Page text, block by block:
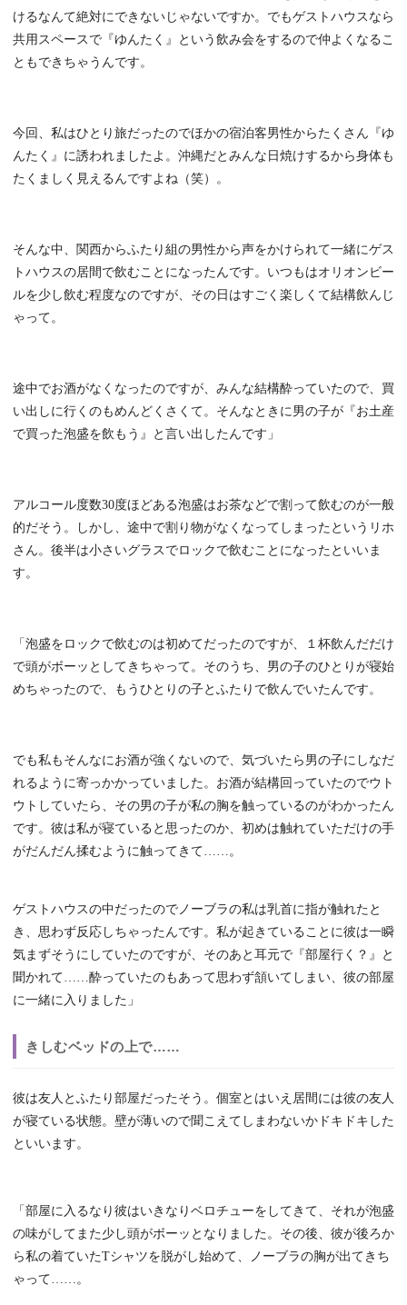
けるなんて絶対にできないじゃないですか。でもゲストハウスなら
共用スペースで『ゆんたく』という飲み会をするので仲よくなるこ
ともできちゃうんです。
今回、私はひとり旅だったのでほかの宿泊客男性からたくさん『ゆ
んたく』に誘われましたよ。沖縄だとみんな日焼けするから身体も
たくましく見えるんですよね（笑）。
そんな中、関西からふたり組の男性から声をかけられて一緒にゲス
トハウスの居間で飲むことになったんです。いつもはオリオンビー
ルを少し飲む程度なのですが、その日はすごく楽しくて結構飲んじ
ゃって。
途中でお酒がなくなったのですが、みんな結構酔っていたので、買
い出しに行くのもめんどくさくて。そんなときに男の子が『お土産
で買った泡盛を飲もう』と言い出したんです」
アルコール度数30度ほどある泡盛はお茶などで割って飲むのが一般
的だそう。しかし、途中で割り物がなくなってしまったというリホ
さん。後半は小さいグラスでロックで飲むことになったといいま
す。
「泡盛をロックで飲むのは初めてだったのですが、１杯飲んだだけ
で頭がボーッとしてきちゃって。そのうち、男の子のひとりが寝始
めちゃったので、もうひとりの子とふたりで飲んでいたんです。
でも私もそんなにお酒が強くないので、気づいたら男の子にしなだ
れるように寄っかかっていました。お酒が結構回っていたのでウト
ウトしていたら、その男の子が私の胸を触っているのがわかったん
です。彼は私が寝ていると思ったのか、初めは触れていただけの手
がだんだん揉むように触ってきて……。
ゲストハウスの中だったのでノーブラの私は乳首に指が触れたと
き、思わず反応しちゃったんです。私が起きていることに彼は一瞬
気まずそうにしていたのですが、そのあと耳元で『部屋行く？』と
聞かれて……酔っていたのもあって思わず頷いてしまい、彼の部屋
に一緒に入りました」
きしむベッドの上で……
彼は友人とふたり部屋だったそう。個室とはいえ居間には彼の友人
が寝ている状態。壁が薄いので聞こえてしまわないかドキドキした
といいます。
「部屋に入るなり彼はいきなりベロチューをしてきて、それが泡盛
の味がしてまた少し頭がボーッとなりました。その後、彼が後ろか
ら私の着ていたTシャツを脱がし始めて、ノーブラの胸が出てきち
ゃって……。